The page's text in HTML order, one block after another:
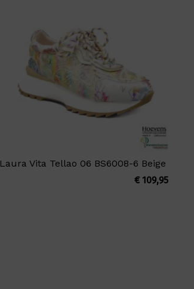
Laura Vita Tellao 06 BS6008-6 Beige
€109,95